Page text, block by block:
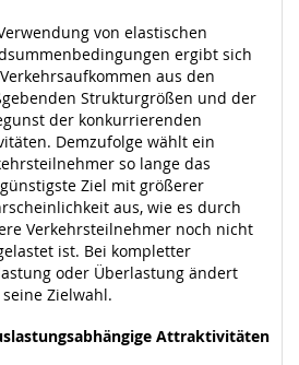
von elastischen
ergibt sich
aus den
Strukturgrößen und der
der konkurrierenden
Demzufolge wählt ein
so lange das
Ziel mit größerer
aus, wie es durch
Verkehrsteilnehmer noch nicht
ist. Bei kompletter
oder Überlastung ändert
Zielwahl.
Attraktivitäten